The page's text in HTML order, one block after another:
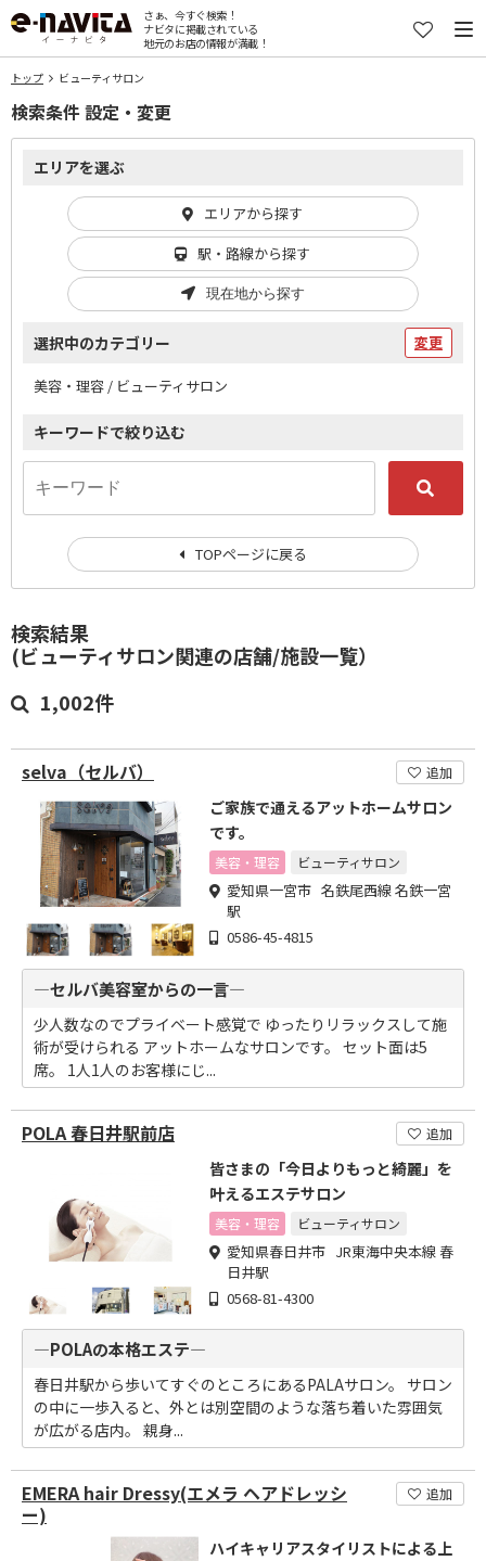
さぁ、今すぐ検索！
ナビタに掲載されている
地元のお店の情報が満載！
トップ ビューティサロン
検索結果
(ビューティサロン関連の店舗/施設一覧）
1,002件
selva（セルバ） 追加
ご家族で通えるアットホームサロン
です。
美容・理容 ビューティサロン
愛知県一宮市 名鉄尾西線 名鉄一宮
駅
0586-45-4815
―セルバ美容室からの一言―
少人数なのでプライベート感覚で ゆったりリラックスして施
術が受けられる アットホームなサロンです。 セット面は5
席。 1人1人のお客様にじ...
POLA 春日井駅前店 追加
皆さまの「今日よりもっと綺麗」を
叶えるエステサロン
美容・理容 ビューティサロン
愛知県春日井市 JR東海中央本線 春
日井駅
0568-81-4300
―POLAの本格エステ―
春日井駅から歩いてすぐのところにあるPALAサロン。 サロン
の中に一歩入ると、外とは別空間のような落ち着いた雰囲気
が広がる店内。 親身...
EMERA hair Dressy(エメラ ヘアドレッシ
ー)
追加
ハイキャリアスタイリストによる上
検索条件 設定・変更
エリアを選ぶ
エリアから探す
駅・路線から探す
現在地から探す
選択中のカテゴリー 変更
美容・理容 / ビューティサロン
キーワードで絞り込む
TOPページに戻る